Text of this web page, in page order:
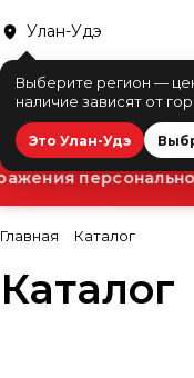
Улан-Удэ
Выберите регион —
наличие зависят от
Это Улан-Удэ
Главная Каталог
Каталог